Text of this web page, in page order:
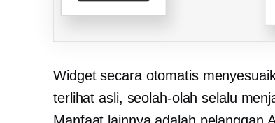
Widget secara otomatis
terlihat asli, seolah-olah selalu